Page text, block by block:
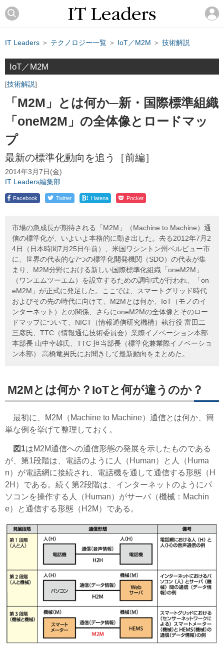
IT Leaders ＞ テクノロジー一覧 ＞ IoT／M2M ＞ 技術解説
IoT／M2M
技術解説
「M2M」とは何か─新・国際標準組織
「oneM2M」の全体像とロードマッ
プ
最新の標準化動向を追う［前編］
2014年3月7日(金)
IT Leaders編集部
Facebook Twitter ! Hatena Pocket
市場の急成長が期待される「M2M」（Machine to Machine）通
信の標準化が、いよいよ本格的に動き出した。去る2012年7月2
4日（日本時間7月25日午前）、米国ワシントン州ベルビュー市
に、世界の代表的な7つの標準化開発機関（SDO）の代表が集
まり、M2M分野における新しい国際標準化組織「oneM2M」
（ワンエムツーエム）を設立するための調印式が行われ、「on
eM2M」が正式に発足した。ここでは、スマートグリッド時代
およびその先の時代に向けて、M2Mとは何か、IoT（モノのイ
ンターネット）との関係、さらにoneM2Mの全体像とそのロー
ドマップについて、NICT（情報通信研究機構）執行役 富田二
三彦氏、TTC（情報通信技術委員会）業際イノベーション本部
本部長 山中幸雄氏、TTC 担当部長（標準化兼業際イノベーショ
ン本部） 高橋竜男氏にお聞きして最新動向をまとめた。
M2Mとは何か？IoTと何が違うのか？
最初に、M2M（Machine to Machine）通信とは何か、簡
単な例を挙げて整理しておく。
図1はM2M通信への通信形態の発展を示したものである
が、第1段階は、電話のように人（Human）と人（Huma
n）が電話網に接続され、電話機を通して通信する形態（H
2H）である。続く第2段階は、インターネットのようにパ
ソコンを操作する人（Human）がサーバ（機械：Machin
e）と通信する形態（H2M）である。